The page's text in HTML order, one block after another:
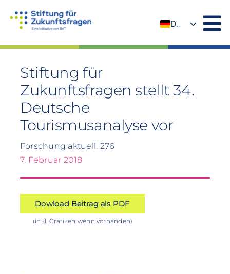
Inhalt
DE
Stiftung für
Zukunftsfragen stellt 34.
Deutsche
Tourismusanalyse vor
Forschung aktuell, 276
7. Februar 2018
Dowload Beitrag als PDF
(inkl. Grafiken wenn vorhanden)